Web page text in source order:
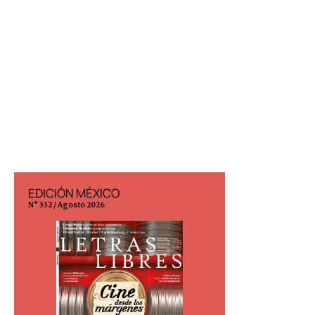
EDICIÓN MÉXICO
N° 332 / Agosto 2026